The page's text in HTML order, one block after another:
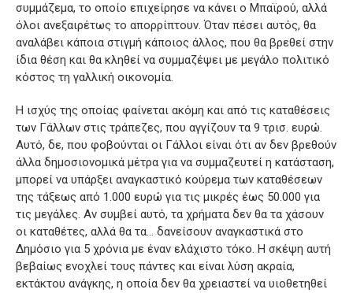
συμμάζεμα, το οποίο επιχείρησε να κάνει ο Μπαϊρού, αλλά
όλοι ανεξαιρέτως το απορρίπτουν. Όταν πέσει αυτός, θα
αναλάβει κάποια στιγμή κάποιος άλλος, που θα βρεθεί στην
ίδια θέση και θα κληθεί να συμμαζέψει με μεγάλο πολιτικό
κόστος τη γαλλική οικονομία.
Η ισχύς της οποίας φαίνεται ακόμη και από τις καταθέσεις
των Γάλλων στις τράπεζες, που αγγίζουν τα 9 τρισ. ευρώ.
Αυτό, δε, που φοβούνται οι Γάλλοι είναι ότι αν δεν βρεθούν
άλλα δημοσιονομικά μέτρα για να συμμαζευτεί η κατάσταση,
μπορεί να υπάρξει αναγκαστικό κούρεμα των καταθέσεων
της τάξεως από 1.000 ευρώ για τις μικρές έως 50.000 για
τις μεγάλες. Αν συμβεί αυτό, τα χρήματα δεν θα τα χάσουν
οι καταθέτες, αλλά θα τα… δανείσουν αναγκαστικά στο
Δημόσιο για 5 χρόνια με έναν ελάχιστο τόκο. Η σκέψη αυτή
βεβαίως ενοχλεί τους πάντες και είναι λύση ακραία,
εκτάκτου ανάγκης, η οποία δεν θα χρειαστεί να υιοθετηθεί